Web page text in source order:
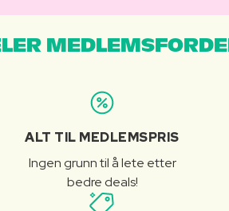
ALT TIL MEDLEMSPRIS
Ingen grunn til å lete etter
bedre deals!